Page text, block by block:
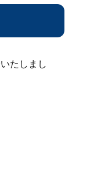
たしまし